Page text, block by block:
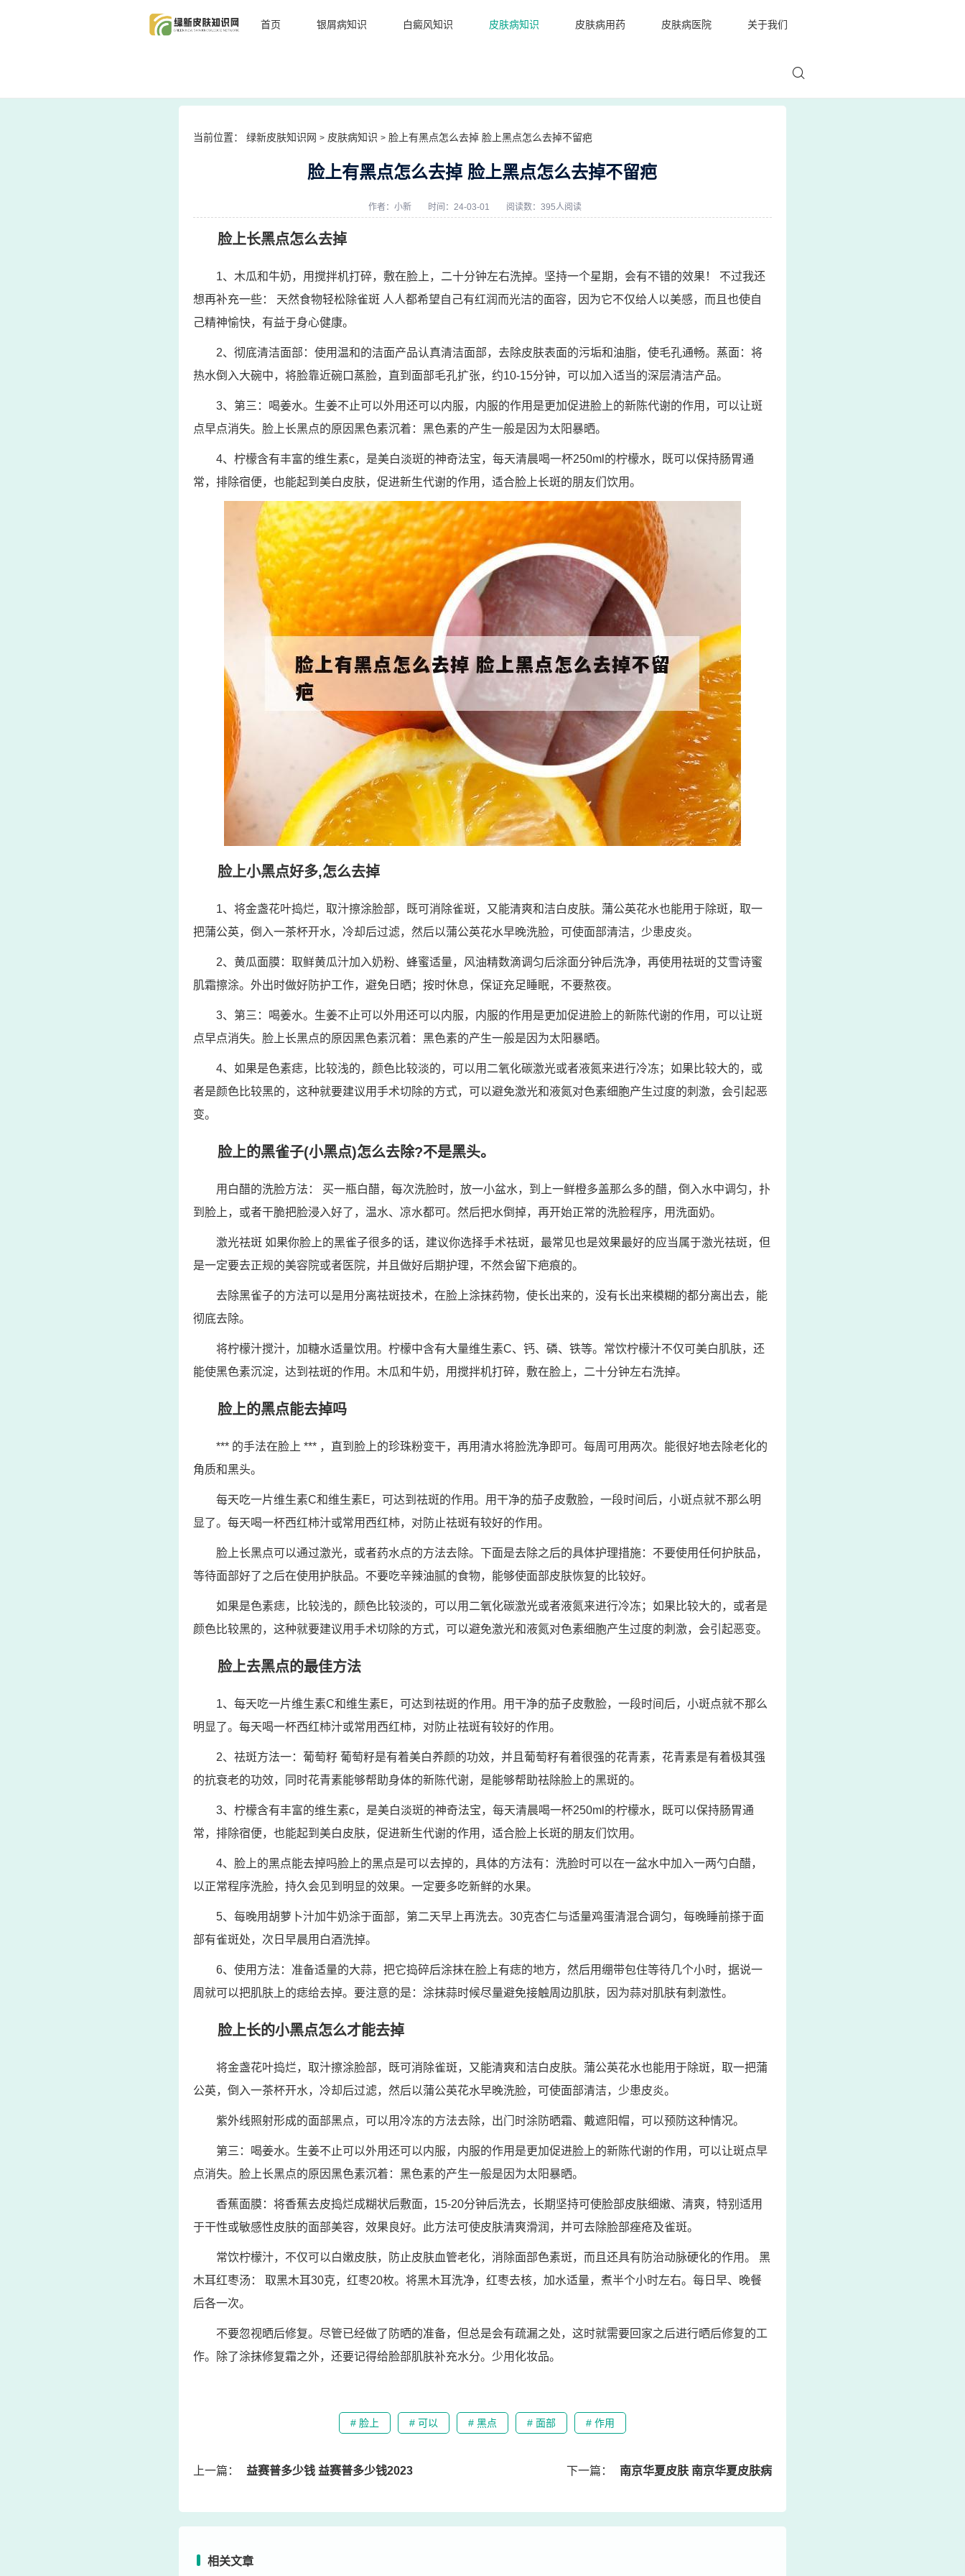
首页 银屑病知识 白癜风知识 皮肤病知识 皮肤病用药 皮肤病医院 关于我们
当前位置： 绿新皮肤知识网 > 皮肤病知识 > 脸上有黑点怎么去掉 脸上黑点怎么去掉不留疤
脸上有黑点怎么去掉 脸上黑点怎么去掉不留疤
作者：小新 时间：24-03-01 阅读数：395人阅读
脸上长黑点怎么去掉
1、木瓜和牛奶，用搅拌机打碎，敷在脸上，二十分钟左右洗掉。坚持一个星期，会有不错的效果！ 不过我还
想再补充一些： 天然食物轻松除雀斑 人人都希望自己有红润而光洁的面容，因为它不仅给人以美感，而且也使自
己精神愉快，有益于身心健康。
2、彻底清洁面部：使用温和的洁面产品认真清洁面部，去除皮肤表面的污垢和油脂，使毛孔通畅。蒸面：将
热水倒入大碗中，将脸靠近碗口蒸脸，直到面部毛孔扩张，约10-15分钟，可以加入适当的深层清洁产品。
3、第三：喝姜水。生姜不止可以外用还可以内服，内服的作用是更加促进脸上的新陈代谢的作用，可以让斑
点早点消失。脸上长黑点的原因黑色素沉着：黑色素的产生一般是因为太阳暴晒。
4、柠檬含有丰富的维生素c，是美白淡斑的神奇法宝，每天清晨喝一杯250ml的柠檬水，既可以保持肠胃通
常，排除宿便，也能起到美白皮肤，促进新生代谢的作用，适合脸上长斑的朋友们饮用。
脸上小黑点好多,怎么去掉
1、将金盏花叶捣烂，取汁擦涂脸部，既可消除雀斑，又能清爽和洁白皮肤。蒲公英花水也能用于除斑，取一
把蒲公英，倒入一茶杯开水，冷却后过滤，然后以蒲公英花水早晚洗脸，可使面部清洁，少患皮炎。
2、黄瓜面膜：取鲜黄瓜汁加入奶粉、蜂蜜适量，风油精数滴调匀后涂面分钟后洗净，再使用祛斑的艾雪诗蜜
肌霜擦涂。外出时做好防护工作，避免日晒；按时休息，保证充足睡眠，不要熬夜。
3、第三：喝姜水。生姜不止可以外用还可以内服，内服的作用是更加促进脸上的新陈代谢的作用，可以让斑
点早点消失。脸上长黑点的原因黑色素沉着：黑色素的产生一般是因为太阳暴晒。
4、如果是色素痣，比较浅的，颜色比较淡的，可以用二氧化碳激光或者液氮来进行冷冻；如果比较大的，或
者是颜色比较黑的，这种就要建议用手术切除的方式，可以避免激光和液氮对色素细胞产生过度的刺激，会引起恶
变。
脸上的黑雀子(小黑点)怎么去除?不是黑头。
用白醋的洗脸方法： 买一瓶白醋，每次洗脸时，放一小盆水，到上一鲜橙多盖那么多的醋，倒入水中调匀，扑
到脸上，或者干脆把脸浸入好了，温水、凉水都可。然后把水倒掉，再开始正常的洗脸程序，用洗面奶。
激光祛斑 如果你脸上的黑雀子很多的话，建议你选择手术祛斑，最常见也是效果最好的应当属于激光祛斑，但
是一定要去正规的美容院或者医院，并且做好后期护理，不然会留下疤痕的。
去除黑雀子的方法可以是用分离祛斑技术，在脸上涂抹药物，使长出来的，没有长出来模糊的都分离出去，能
彻底去除。
将柠檬汁搅汁，加糖水适量饮用。柠檬中含有大量维生素C、钙、磷、铁等。常饮柠檬汁不仅可美白肌肤，还
能使黑色素沉淀，达到祛斑的作用。木瓜和牛奶，用搅拌机打碎，敷在脸上，二十分钟左右洗掉。
脸上的黑点能去掉吗
*** 的手法在脸上 *** ，直到脸上的珍珠粉变干，再用清水将脸洗净即可。每周可用两次。能很好地去除老化的
角质和黑头。
每天吃一片维生素C和维生素E，可达到祛斑的作用。用干净的茄子皮敷脸，一段时间后，小斑点就不那么明
显了。每天喝一杯西红柿汁或常用西红柿，对防止祛斑有较好的作用。
脸上长黑点可以通过激光，或者药水点的方法去除。下面是去除之后的具体护理措施：不要使用任何护肤品，
等待面部好了之后在使用护肤品。不要吃辛辣油腻的食物，能够使面部皮肤恢复的比较好。
如果是色素痣，比较浅的，颜色比较淡的，可以用二氧化碳激光或者液氮来进行冷冻；如果比较大的，或者是
颜色比较黑的，这种就要建议用手术切除的方式，可以避免激光和液氮对色素细胞产生过度的刺激，会引起恶变。
脸上去黑点的最佳方法
1、每天吃一片维生素C和维生素E，可达到祛斑的作用。用干净的茄子皮敷脸，一段时间后，小斑点就不那么
明显了。每天喝一杯西红柿汁或常用西红柿，对防止祛斑有较好的作用。
2、祛斑方法一：葡萄籽 葡萄籽是有着美白养颜的功效，并且葡萄籽有着很强的花青素，花青素是有着极其强
的抗衰老的功效，同时花青素能够帮助身体的新陈代谢，是能够帮助祛除脸上的黑斑的。
3、柠檬含有丰富的维生素c，是美白淡斑的神奇法宝，每天清晨喝一杯250ml的柠檬水，既可以保持肠胃通
常，排除宿便，也能起到美白皮肤，促进新生代谢的作用，适合脸上长斑的朋友们饮用。
4、脸上的黑点能去掉吗脸上的黑点是可以去掉的，具体的方法有：洗脸时可以在一盆水中加入一两勺白醋，
以正常程序洗脸，持久会见到明显的效果。一定要多吃新鲜的水果。
5、每晚用胡萝卜汁加牛奶涂于面部，第二天早上再洗去。30克杏仁与适量鸡蛋清混合调匀，每晚睡前搽于面
部有雀斑处，次日早晨用白酒洗掉。
6、使用方法：准备适量的大蒜，把它捣碎后涂抹在脸上有痣的地方，然后用绷带包住等待几个小时，据说一
周就可以把肌肤上的痣给去掉。要注意的是：涂抹蒜时候尽量避免接触周边肌肤，因为蒜对肌肤有刺激性。
脸上长的小黑点怎么才能去掉
将金盏花叶捣烂，取汁擦涂脸部，既可消除雀斑，又能清爽和洁白皮肤。蒲公英花水也能用于除斑，取一把蒲
公英，倒入一茶杯开水，冷却后过滤，然后以蒲公英花水早晚洗脸，可使面部清洁，少患皮炎。
紫外线照射形成的面部黑点，可以用冷冻的方法去除，出门时涂防晒霜、戴遮阳帽，可以预防这种情况。
第三：喝姜水。生姜不止可以外用还可以内服，内服的作用是更加促进脸上的新陈代谢的作用，可以让斑点早
点消失。脸上长黑点的原因黑色素沉着：黑色素的产生一般是因为太阳暴晒。
香蕉面膜：将香蕉去皮捣烂成糊状后敷面，15-20分钟后洗去，长期坚持可使脸部皮肤细嫩、清爽，特别适用
于干性或敏感性皮肤的面部美容，效果良好。此方法可使皮肤清爽滑润，并可去除脸部痤疮及雀斑。
常饮柠檬汁，不仅可以白嫩皮肤，防止皮肤血管老化，消除面部色素斑，而且还具有防治动脉硬化的作用。 黑
木耳红枣汤： 取黑木耳30克，红枣20枚。将黑木耳洗净，红枣去核，加水适量，煮半个小时左右。每日早、晚餐
后各一次。
不要忽视晒后修复。尽管已经做了防晒的准备，但总是会有疏漏之处，这时就需要回家之后进行晒后修复的工
作。除了涂抹修复霜之外，还要记得给脸部肌肤补充水分。少用化妆品。
# 脸上 # 可以 # 黑点 # 面部 # 作用
上一篇： 益赛普多少钱 益赛普多少钱2023 下一篇： 南京华夏皮肤 南京华夏皮肤病
相关文章